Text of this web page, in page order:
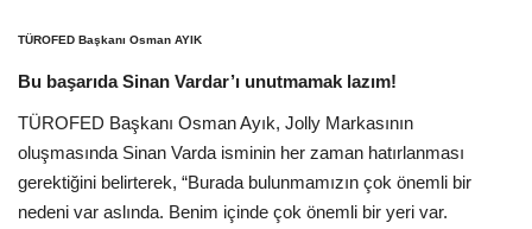
TÜROFED Başkanı Osman AYIK
Bu başarıda Sinan Vardar’ı unutmamak lazım!
TÜROFED Başkanı Osman Ayık, Jolly Markasının
oluşmasında Sinan Varda isminin her zaman hatırlanması
gerektiğini belirterek, “Burada bulunmamızın çok önemli bir
nedeni var aslında. Benim içinde çok önemli bir yeri var.